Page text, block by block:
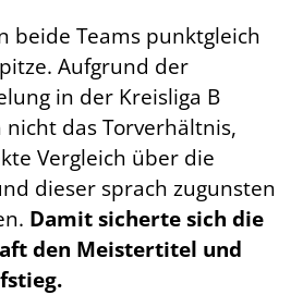
beide Teams punktgleich
Aufgrund der
in der Kreisliga B
das Torverhältnis,
Vergleich über die
dieser sprach zugunsten
Damit sicherte sich die
den Meistertitel und